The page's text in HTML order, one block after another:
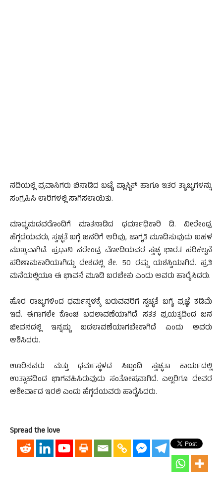
ನದಿಯಲ್ಲಿ ಪ್ರವಾಸಿಗರು ಬಿಸಾಡಿದ ಬಟ್ಟೆ, ಪ್ಲಾಸ್ಟಿಕ್ ಹಾಗೂ ಇತರ ತ್ಯಾಜ್ಯಗಳನ್ನು
ಸಂಗ್ರಹಿಸಿ ಲಾರಿಗಳಲ್ಲಿ ಸಾಗಿಸಲಾಯಿತು.
ಮಾಧ್ಯಮದವರೊಂದಿಗೆ ಮಾತನಾಡಿದ ಧರ್ಮಾಧಿಕಾರಿ ಡಿ. ವೀರೇಂದ್ರ
ಹೆಗ್ಗಡೆಯವರು, ಸ್ವಚ್ಛತೆ ಬಗ್ಗೆ ಜನರಿಗೆ ಅರಿವು, ಜಾಗೃತಿ ಮೂಡಿಸುವುದು ಬಹಳ
ಮುಖ್ಯವಾಗಿದೆ. ಪ್ರಧಾನಿ ನರೇಂದ್ರ ಮೋದಿಯವರ ಸ್ವಚ್ಛ ಭಾರತ ಪರಿಕಲ್ಪನೆ
ಪರಿಣಾಮಕಾರಿಯಾಗಿದ್ದು ದೇಶದಲ್ಲಿ ಶೇ. 50 ರಷ್ಟು ಯಶಸ್ವಿಯಾಗಿದೆ. ಪ್ರತಿ
ಮನೆಯಲ್ಲಿಯೂ ಈ ಭಾವನೆ ಮೂಡಿ ಬರಬೇಕು ಎಂದು ಅವರು ಹಾರೈಸಿದರು.
ಹೊರ ರಾಜ್ಯಗಳಿಂದ ಧರ್ಮಸ್ಥಳಕ್ಕೆ ಬರುವವರಿಗೆ ಸ್ವಚ್ಛತೆ ಬಗ್ಯೆ ಪ್ರಜ್ಞೆ ಕಡಿಮೆ
ಇದೆ. ಈಗಾಗಲೇ ಕೊಂಚ ಬದಲಾವಣೆಯಾಗಿದೆ. ಸತತ ಪ್ರಯತ್ನದಿಂದ ಜನ
ಜೀವನದಲ್ಲಿ ಇನ್ನಷ್ಟು ಬದಲಾವಣೆಯಾಗಬೇಕಾಗಿದೆ ಎಂದು ಅವರು
ಆಶಿಸಿದರು.
ಊರಿನವರು ಮತ್ತು ಧರ್ಮಸ್ಥಳದ ಸಿಬ್ಬಂದಿ ಸ್ವಚ್ಛತಾ ಕಾರ್ಯದಲ್ಲಿ
ಉತ್ಸಾಹದಿಂದ ಭಾಗವಹಿಸಿರುವುದು ಸಂತೋಷವಾಗಿದೆ. ಎಲ್ಲರಿಗೂ ದೇವರ
ಆಶೀರ್ವಾದ ಇರಲಿ ಎಂದು ಹೆಗ್ಗಡೆಯವರು ಹಾರೈಸಿದರು.
Spread the love